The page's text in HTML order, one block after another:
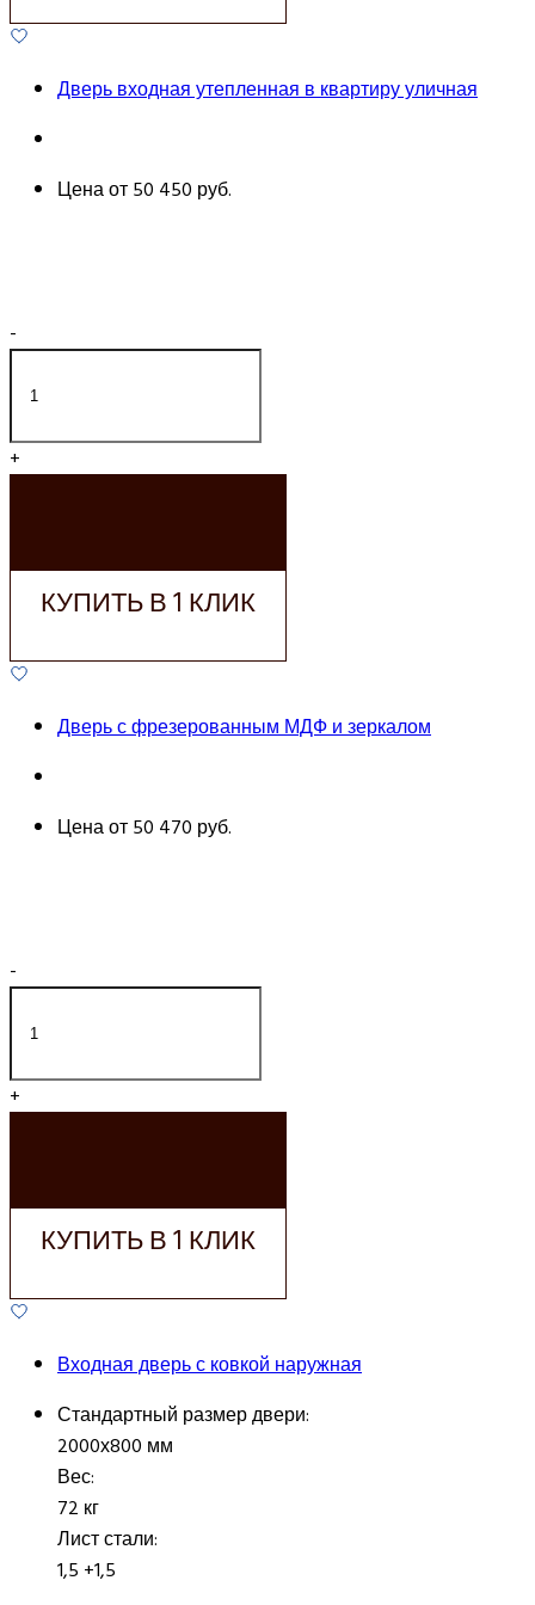
Дверь входная утепленная в квартиру уличная
Цена от50 450 руб.
-
+
КУПИТЬ В 1 КЛИК
Дверь с фрезерованным МДФ и зеркалом
Цена от50 470 руб.
-
+
КУПИТЬ В 1 КЛИК
Входная дверь с ковкой наружная
Стандартный размер двери:
2000х800 мм
Вес:
72 кг
Лист стали:
1,5 +1,5